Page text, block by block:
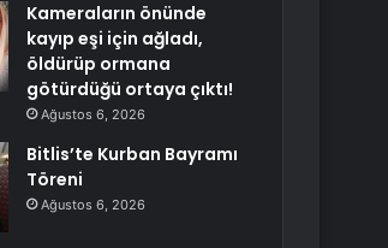
Kameraların önünde
kayıp eşi için ağladı,
öldürüp ormana
götürdüğü ortaya çıktı!
Ağustos 6, 2026
Bitlis’te Kurban Bayramı
Töreni
Ağustos 6, 2026